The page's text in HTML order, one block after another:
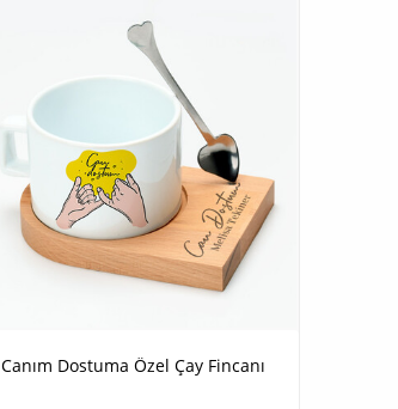
Canım Dostuma Özel Çay Fincanı